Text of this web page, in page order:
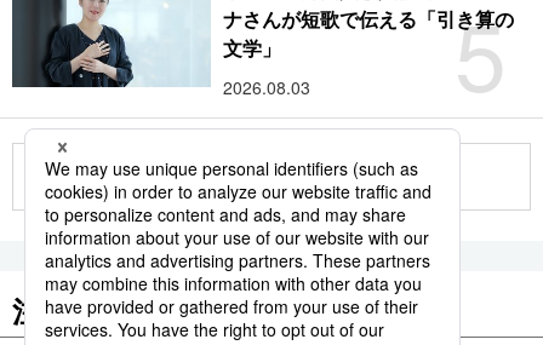
5
ナさんが短歌で伝える「引き算の
文学」
2026.08.03
もっと見る
注目のキーワード